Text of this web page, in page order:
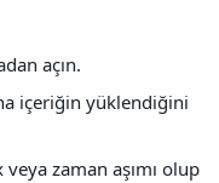
açın.
içeriğin yüklendiğini
zaman aşımı olup